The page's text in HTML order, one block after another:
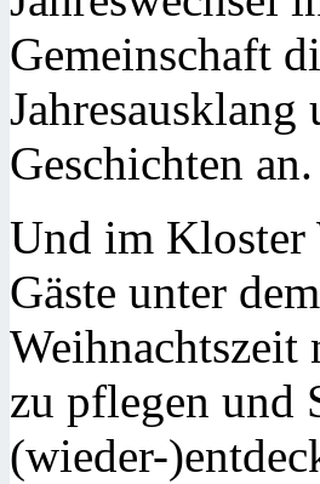
Gemeinschaft
Geschichten an.
Und im Kloster
Gäste unter
Weihnachtszeit
zu pflegen und
(wieder-